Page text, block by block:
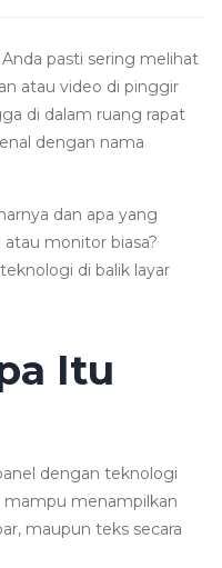
pasti sering melihat
atau video di pinggir
di dalam ruang rapat
dengan nama
dan apa yang
monitor biasa?
di balik layar
Itu
dengan teknologi
mampu menampilkan
maupun teks secara